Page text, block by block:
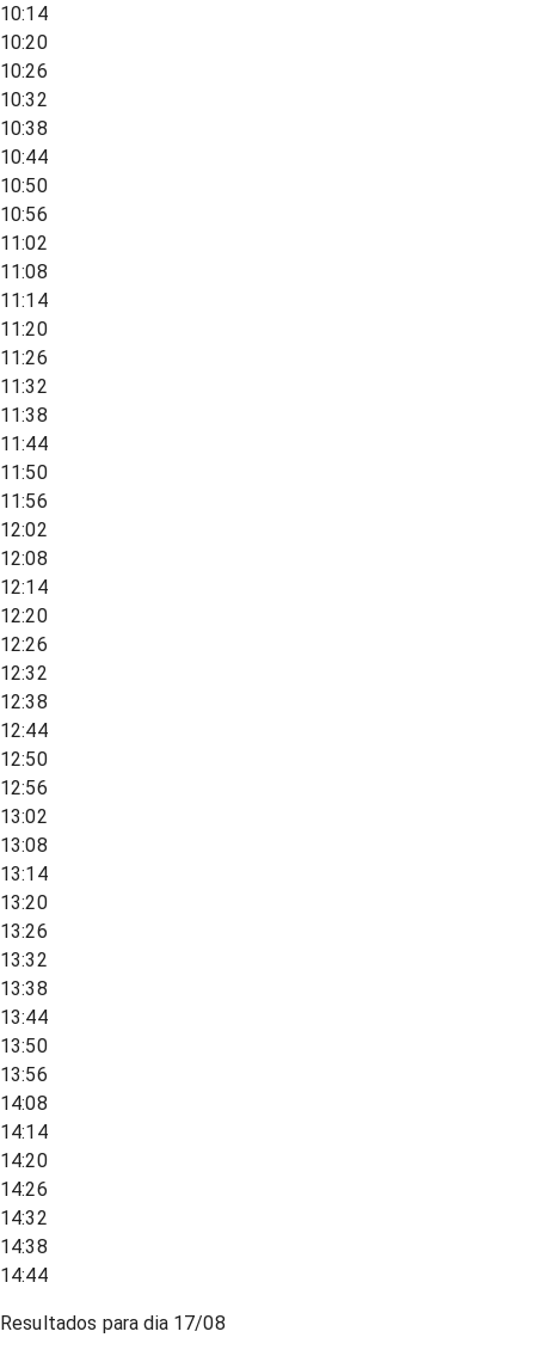
10:14
10:20
10:26
10:32
10:38
10:44
10:50
10:56
11:02
11:08
11:14
11:20
11:26
11:32
11:38
11:44
11:50
11:56
12:02
12:08
12:14
12:20
12:26
12:32
12:38
12:44
12:50
12:56
13:02
13:08
13:14
13:20
13:26
13:32
13:38
13:44
13:50
13:56
14:08
14:14
14:20
14:26
14:32
14:38
14:44
Resultados para dia 17/08